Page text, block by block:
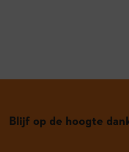
Blijf op de hoogte